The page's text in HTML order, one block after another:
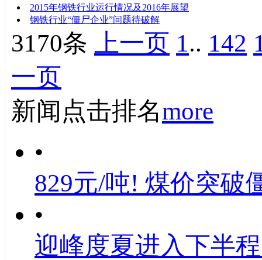
2015年钢铁行业运行情况及2016年展望
钢铁行业“僵尸企业”问题待破解
3170条 上一页 1.. 142
一页
新闻点击排名more
•
829元/吨! 煤价突破
•
迎峰度夏进入下半